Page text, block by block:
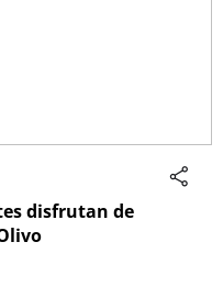
disfrutan de